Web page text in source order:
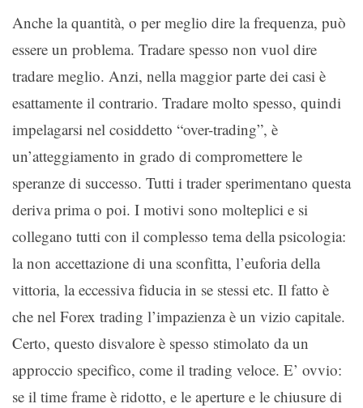
Anche la quantità, o per meglio dire la frequenza, può
essere un problema. Tradare spesso non vuol dire
tradare meglio. Anzi, nella maggior parte dei casi è
esattamente il contrario. Tradare molto spesso, quindi
impelagarsi nel cosiddetto “over-trading”, è
un’atteggiamento in grado di compromettere le
speranze di successo. Tutti i trader sperimentano questa
deriva prima o poi. I motivi sono molteplici e si
collegano tutti con il complesso tema della psicologia:
la non accettazione di una sconfitta, l’euforia della
vittoria, la eccessiva fiducia in se stessi etc. Il fatto è
che nel Forex trading l’impazienza è un vizio capitale.
Certo, questo disvalore è spesso stimolato da un
approccio specifico, come il trading veloce. E’ ovvio:
se il time frame è ridotto, e le aperture e le chiusure di